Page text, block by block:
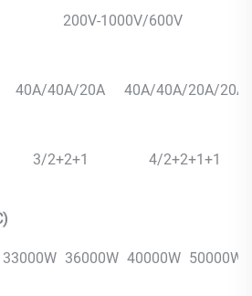
200V-1000V/600V
40A/40A/20A 40A/40A/20A/20A
3/2+2+1 4/2+2+1+1
33000W 36000W 40000W 50000W